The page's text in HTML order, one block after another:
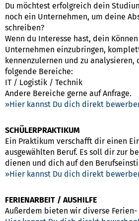
Du möchtest erfolgreich dein
noch ein Unternehmen, um deine
schreiben?
Wenn du Interesse hast, dein
Unternehmen einzubringen,
kennenzulernen und zu
folgende Bereiche:
IT / Logistik / Technik
Andere Bereiche gerne auf Anfrage.
Hier kannst Du dich direkt
SCHÜLERPRAKTIKUM
Ein Praktikum verschafft dir einen
ausgewählten Beruf. Es soll dir zur
dienen und dich auf den
Hier kannst Du dich direkt
FERIENARBEIT / AUSHILFE
Außerdem bieten wir diverse Ferien-